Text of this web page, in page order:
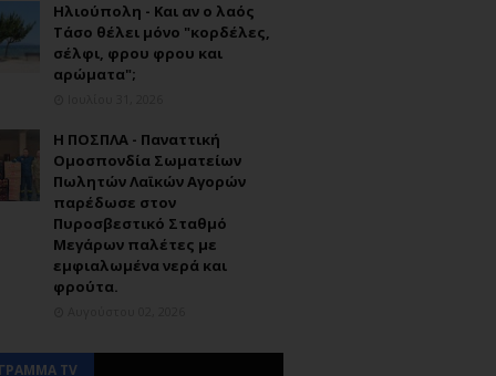
Ηλιούπολη - Και αν ο λαός
Τάσο θέλει μόνο "κορδέλες,
σέλφι, φρου φρου και
αρώματα";
Η ΠΟΣΠΛΑ - Παναττική
Ομοσπονδία Σωματείων
Πωλητών Λαϊκών Αγορών
παρέδωσε στον
Πυροσβεστικό Σταθμό
Μεγάρων παλέτες με
εμφιαλωμένα νερά και
φρούτα.
TV